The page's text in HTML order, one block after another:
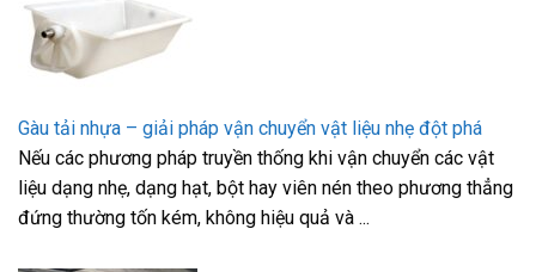
Gàu tải nhựa – giải pháp vận chuyển vật liệu nhẹ đột phá
Nếu các phương pháp truyền thống khi vận chuyển các vật
liệu dạng nhẹ, dạng hạt, bột hay viên nén theo phương thẳng
đứng thường tốn kém, không hiệu quả và ...